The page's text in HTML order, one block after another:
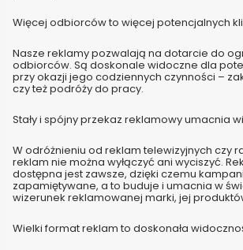
Więcej odbiorców to więcej potencjalnych
Nasze reklamy pozwalają na dotarcie do
odbiorców. Są doskonale widoczne dla
przy okazji jego codziennych czynności –
czy też podróży do pracy.
Stały i spójny przekaz reklamowy umacnia
W odróżnieniu od reklam telewizyjnych czy
reklam nie można wyłączyć ani wyciszyć.
dostępna jest zawsze, dzięki czemu
zapamiętywane, a to buduje i umacnia w
wizerunek reklamowanej marki, jej
Wielki format reklam to doskonała